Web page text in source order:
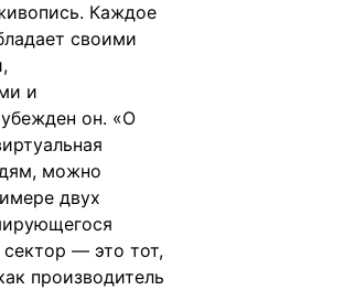
Каждое
своими
и
он. «О
можно
двух
— это тот,
производитель